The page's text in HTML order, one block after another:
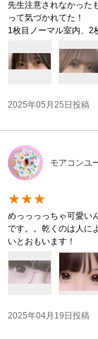
先生注意されなかった
って気づかれてた！
1枚目ノーマル室内、2
2025年05月25日投稿
モアコンユ
★★★
めっっっっちゃ可愛い
です。。乾くのは人に
いとおもいます！
2025年04月19日投稿